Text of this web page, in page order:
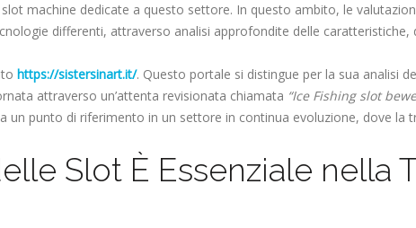
machine dedicate a questo settore. In questo ambito, le
differenti, attraverso analisi approfondite delle caratteristiche,
https://sistersinart.it/. Questo portale si distingue per la sua analisi
attraverso un’attenta revisionata chiamata “Ice Fishing slot
un punto di riferimento in un settore in continua evoluzione, dove la
Slot È Essenziale nella